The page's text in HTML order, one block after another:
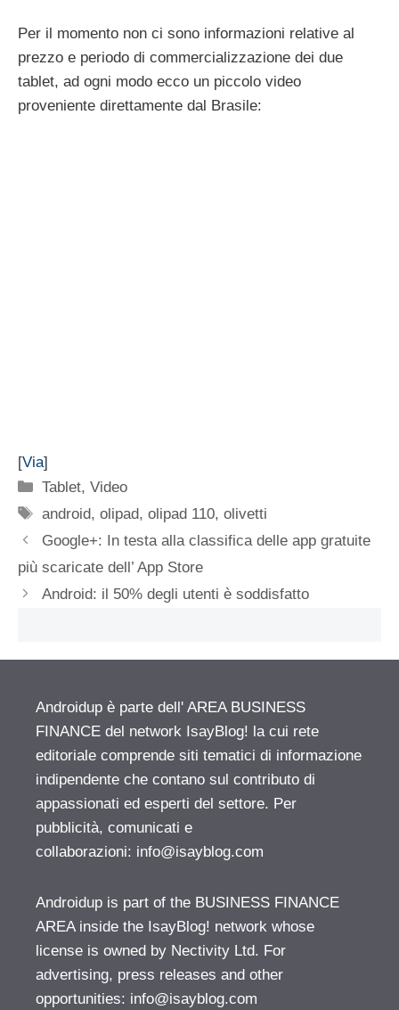
Per il momento non ci sono informazioni relative al
prezzo e periodo di commercializzazione dei due
tablet, ad ogni modo ecco un piccolo video
proveniente direttamente dal Brasile:
[Via]
Categorie
Tablet,Video
Tag
android,olipad,olipad 110,olivetti
Google+: In testa alla classifica delle app gratuite
più scaricate dell’ App Store
Android: il 50% degli utenti è soddisfatto
Androidup è parte dell' AREA BUSINESS
FINANCE del network IsayBlog! la cui rete
editoriale comprende siti tematici di informazione
indipendente che contano sul contributo di
appassionati ed esperti del settore. Per
pubblicità, comunicati e
collaborazioni: info@isayblog.com
Androidup is part of the BUSINESS FINANCE
AREA inside the IsayBlog! network whose
license is owned by Nectivity Ltd. For
advertising, press releases and other
opportunities: info@isayblog.com